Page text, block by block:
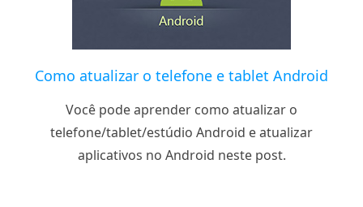
Como atualizar o telefone e tablet Android
Você pode aprender como atualizar o
telefone/tablet/estúdio Android e atualizar
aplicativos no Android neste post.